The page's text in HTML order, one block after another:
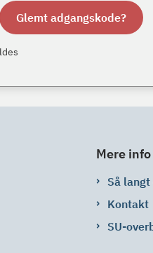
Glemt adgangskode?
Mere info
Så
Kontakt
SU-